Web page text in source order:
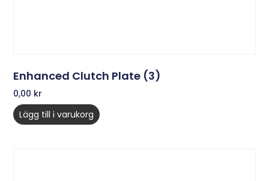
Enhanced Clutch Plate (3)
0,00 kr
Lägg till i varukorg